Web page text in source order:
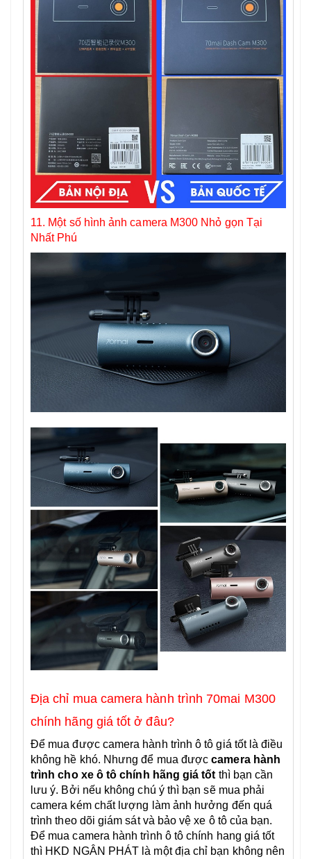
11. Một số hình ảnh camera M300 Nhỏ gọn Tại
Nhất Phú
Địa chỉ mua camera hành trình 70mai M300
chính hãng giá tốt ở đâu?
Để mua được camera hành trình ô tô giá tốt là điều
không hề khó. Nhưng để mua đượccamera hành
trình cho xe ô tô chính hãng giá tốt thì bạn cần
lưu ý. Bởi nếu không chú ý thì bạn sẽ mua phải
camera kém chất lượng làm ảnh hưởng đến quá
trình theo dõi giám sát và bảo vệ xe ô tô của bạn.
Để mua camera hành trình ô tô chính hang giá tốt
thì HKD NGÂN PHÁT là một địa chỉ bạn không nên